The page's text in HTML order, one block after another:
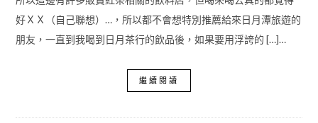
好ＸＸ（自己聯想）…，所以都不會想特別推薦給來日月潭旅遊的
朋友，一直到我喝到日月茶行的飲品後，如果要用浮誇的 […]…
繼續閱讀